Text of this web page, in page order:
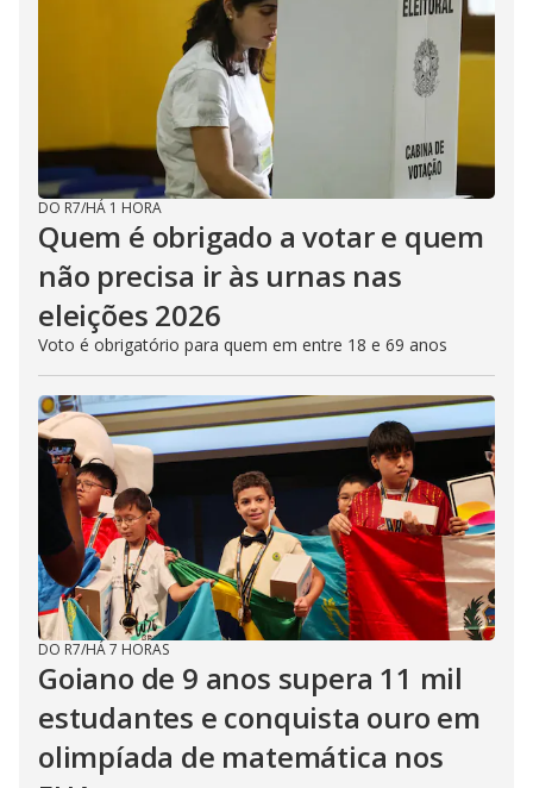
DO R7/HÁ 1 HORA
Quem é obrigado a votar e quem
não precisa ir às urnas nas
eleições 2026
Voto é obrigatório para quem em entre 18 e 69 anos
DO R7/HÁ 7 HORAS
Goiano de 9 anos supera 11 mil
estudantes e conquista ouro em
olimpíada de matemática nos